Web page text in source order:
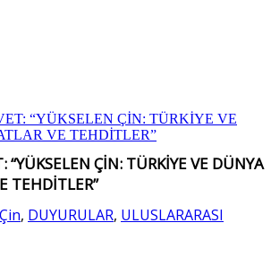
“YÜKSELEN ÇİN: TÜRKİYE VE DÜNYA
TEHDİTLER”
Çin, DUYURULAR, ULUSLARARASI